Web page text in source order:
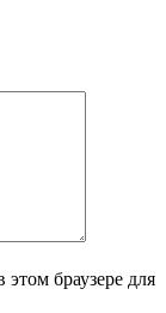
браузере для